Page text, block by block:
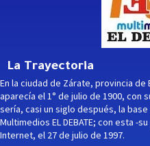
La Trayectoria
En la ciudad de Zárate, provincia
aparecía el 1° de julio de 1900, con
sería, casi un siglo después, la
Multimedios EL DEBATE; con esta -
Internet, el 27 de julio de 1997.